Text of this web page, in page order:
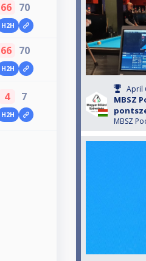
66 70
H2H
66 70
H2H
4 7
H2H
April
MBSZ
MBSZ